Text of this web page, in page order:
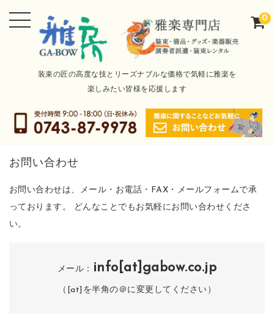
装束の匠の高度な技とリーズナブルな価格で気軽に雅楽を
楽しみたい皆様を応援します
0
お問い合わせ
お問い合わせは、メール・お電話・FAX・メールフォームで承
っております。 どんなことでもお気軽にお問い合わせくださ
い。
メール： info[at]gabow.co.jp
（[at]を半角の＠に変更してください）